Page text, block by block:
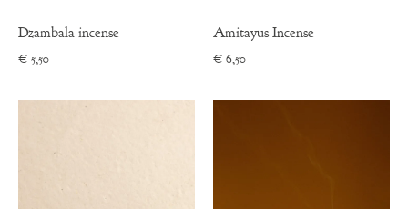
Dzambala incense
€ 5,50
Amitayus Incense
€ 6,50